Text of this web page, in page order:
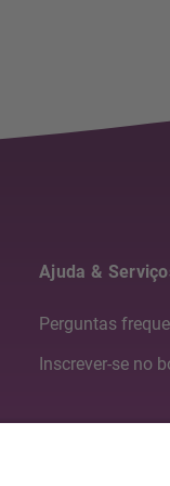
Ajuda &
Perguntas
Inscrever-se no